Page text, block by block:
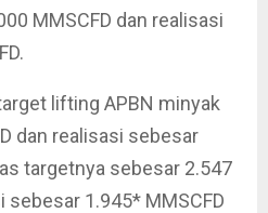
MMSCFD dan realisasi
lifting APBN minyak
dan realisasi sebesar
targetnya sebesar 2.547
sebesar 1.945* MMSCFD